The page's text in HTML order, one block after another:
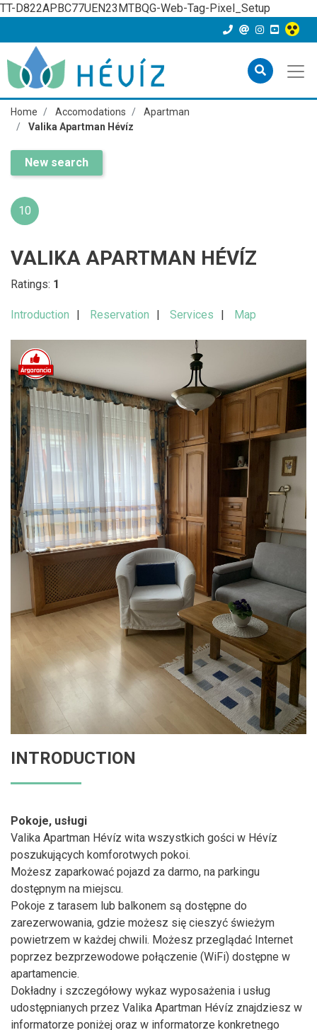
TT-D822APBC77UEN23MTBQG-Web-Tag-Pixel_Setup
Home Accomodations
Apartman
Valika Apartman Hévíz
New search
10
VALIKA APARTMAN HÉVÍZ
Ratings: 1
Introduction Reservation Services Map
INTRODUCTION
Pokoje, usługi
Valika Apartman Hévíz wita wszystkich gości w Hévíz
poszukujących komforotwych pokoi.
Możesz zaparkować pojazd za darmo, na parkingu
dostępnym na miejscu.
Pokoje z tarasem lub balkonem są dostępne do
zarezerwowania, gdzie możesz się cieszyć świeżym
powietrzem w każdej chwili. Możesz przeglądać Internet
poprzez bezprzewodowe połączenie (WiFi) dostępne w
apartamencie.
Dokładny i szczegółowy wykaz wyposażenia i usług
udostępnianych przez Valika Apartman Hévíz znajdziesz w
informatorze poniżej oraz w informatorze konkretnego